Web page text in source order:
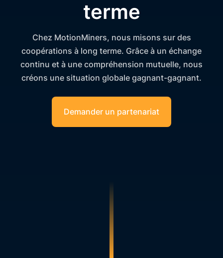
terme
Chez MotionMiners, nous misons sur des
coopérations à long terme. Grâce à un échange
continu et à une compréhension mutuelle, nous
créons une situation globale gagnant-gagnant.
Demander un partenariat